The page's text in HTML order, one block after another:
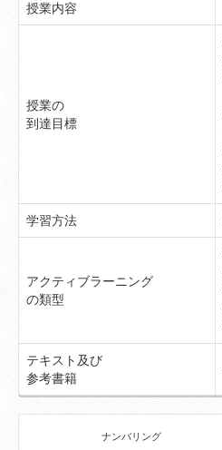
授業内容
授業の
到達目標
学習方法
アクティブラーニング
の類型
テキスト及び
参考書籍
ナンバリング